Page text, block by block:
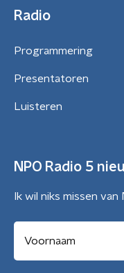
Radio
Programmering
Presentatoren
Luisteren
NPO Radio 5
Ik wil niks missen van